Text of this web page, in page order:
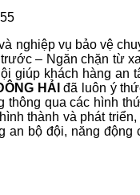
nghiệp vụ bảo vệ
– Ngăn chặn từ
giúp khách hàng
HẢI đã luôn ý
thông qua các hình
thành và phát
bộ đội, năng động